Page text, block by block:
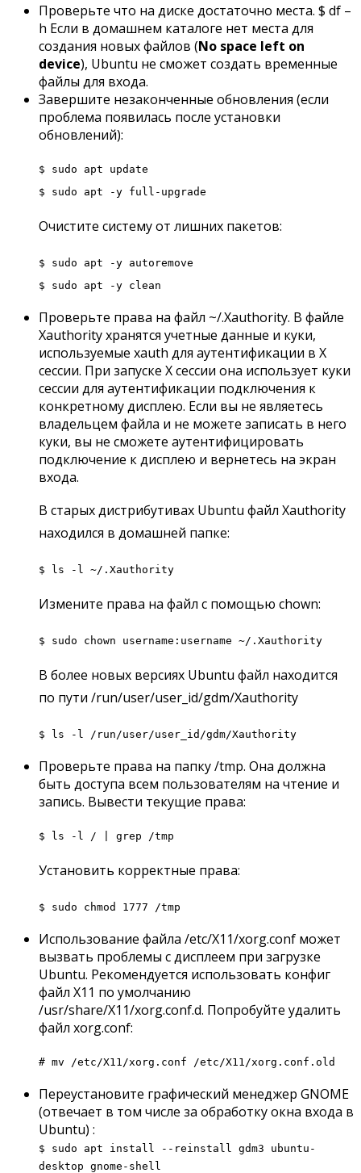
Проверьте что на диске достаточно места. $ df –
h Если в домашнем каталоге нет места для
создания новых файлов (No space left on
device), Ubuntu не сможет создать временные
файлы для входа.
Завершите незаконченные обновления (если
проблема появилась после установки
обновлений):
$ sudo apt update
$ sudo apt -y full-upgrade
Очистите систему от лишних пакетов:
$ sudo apt -y autoremove
$ sudo apt -y clean
Проверьте права на файл ~/.Xauthority. В файле
Xauthority хранятся учетные данные и куки,
используемые xauth для аутентификации в X
сессии. При запуске X сессии она использует куки
сессии для аутентификации подключения к
конкретному дисплею. Если вы не являетесь
владельцем файла и не можете записать в него
куки, вы не сможете аутентифицировать
подключение к дисплею и вернетесь на экран
входа.
В старых дистрибутивах Ubuntu файл Xauthority
находился в домашней папке:
$ ls -l ~/.Xauthority
Измените права на файл с помощью chown:
$ sudo chown username:username ~/.Xauthority
В более новых версиях Ubuntu файл находится
по пути /run/user/user_id/gdm/Xauthority
$ ls -l /run/user/user_id/gdm/Xauthority
Проверьте права на папку /tmp. Она должна
быть доступа всем пользователям на чтение и
запись. Вывести текущие права:
$ ls -l / | grep /tmp
Установить корректные права:
$ sudo chmod 1777 /tmp
Использование файла /etc/X11/xorg.conf может
вызвать проблемы с дисплеем при загрузке
Ubuntu. Рекомендуется использовать конфиг
файл X11 по умолчанию
/usr/share/X11/xorg.conf.d. Попробуйте удалить
файл xorg.conf:
# mv /etc/X11/xorg.conf /etc/X11/xorg.conf.old
Переустановите графический менеджер GNOME
(отвечает в том числе за обработку окна входа в
Ubuntu) :
$ sudo apt install --reinstall gdm3 ubuntu-
desktop gnome-shell